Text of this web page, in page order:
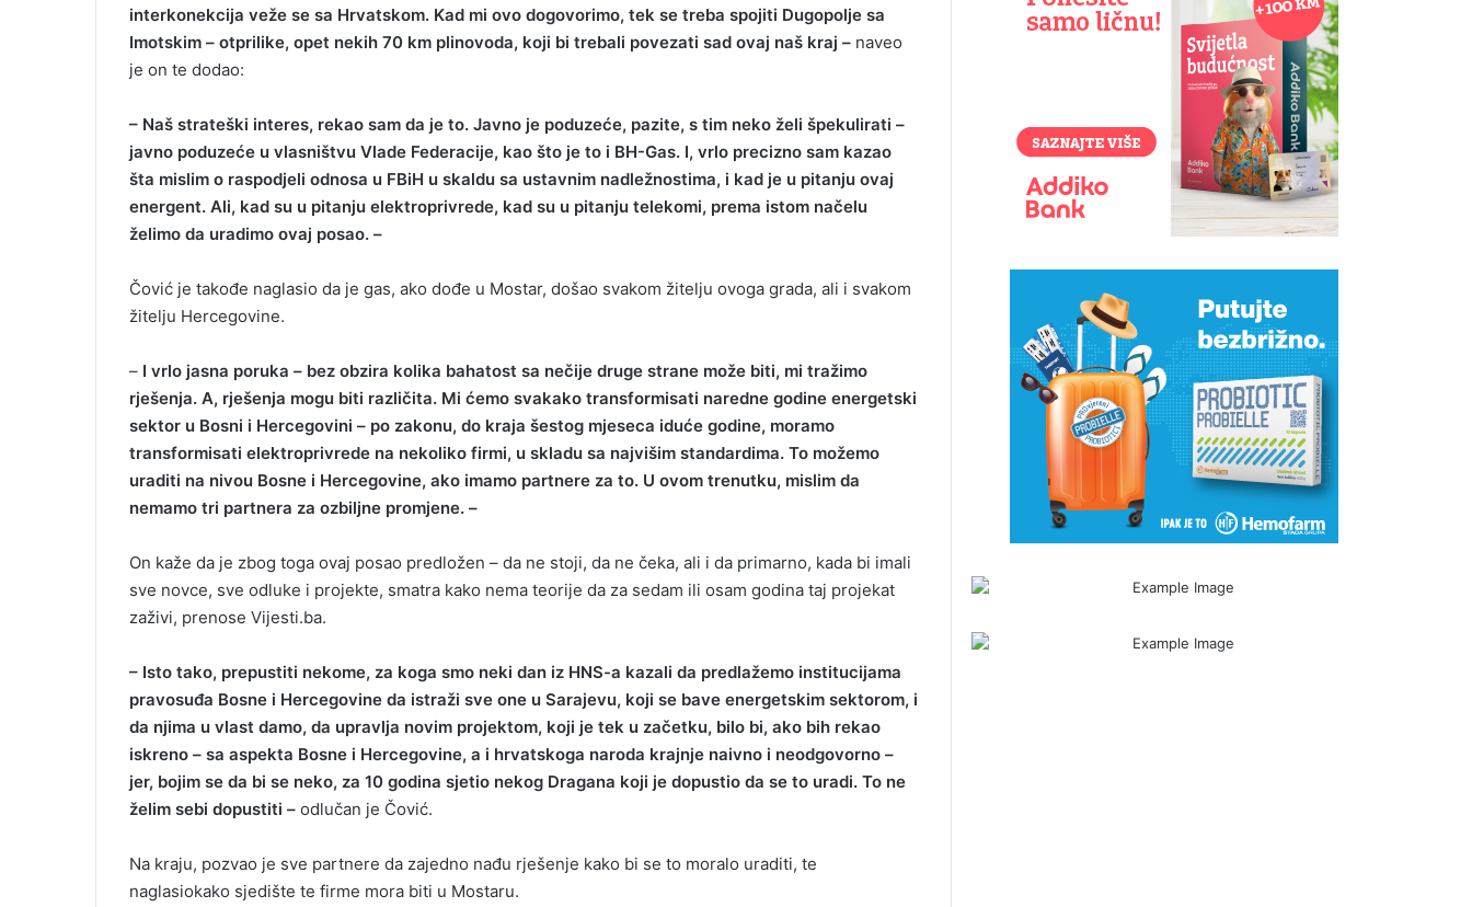
interkonekcija veže se sa Hrvatskom. Kad mi ovo dogovorimo, tek se treba spojiti Dugopolje sa
Imotskim – otprilike, opet nekih 70 km plinovoda, koji bi trebali povezati sad ovaj naš kraj – naveo
je on te dodao:
– Naš strateški interes, rekao sam da je to. Javno je poduzeće, pazite, s tim neko želi špekulirati –
javno poduzeće u vlasništvu Vlade Federacije, kao što je to i BH-Gas. I, vrlo precizno sam kazao
šta mislim o raspodjeli odnosa u FBiH u skaldu sa ustavnim nadležnostima, i kad je u pitanju ovaj
energent. Ali, kad su u pitanju elektroprivrede, kad su u pitanju telekomi, prema istom načelu
želimo da uradimo ovaj posao. –
Čović je takođe naglasio da je gas, ako dođe u Mostar, došao svakom žitelju ovoga grada, ali i svakom
žitelju Hercegovine.
– I vrlo jasna poruka – bez obzira kolika bahatost sa nečije druge strane može biti, mi tražimo
rješenja. A, rješenja mogu biti različita. Mi ćemo svakako transformisati naredne godine energetski
sektor u Bosni i Hercegovini – po zakonu, do kraja šestog mjeseca iduće godine, moramo
transformisati elektroprivrede na nekoliko firmi, u skladu sa najvišim standardima. To možemo
uraditi na nivou Bosne i Hercegovine, ako imamo partnere za to. U ovom trenutku, mislim da
nemamo tri partnera za ozbiljne promjene. –
On kaže da je zbog toga ovaj posao predložen – da ne stoji, da ne čeka, ali i da primarno, kada bi imali
sve novce, sve odluke i projekte, smatra kako nema teorije da za sedam ili osam godina taj projekat
zaživi, prenose Vijesti.ba.
– Isto tako, prepustiti nekome, za koga smo neki dan iz HNS-a kazali da predlažemo institucijama
pravosuđa Bosne i Hercegovine da istraži sve one u Sarajevu, koji se bave energetskim sektorom, i
da njima u vlast damo, da upravlja novim projektom, koji je tek u začetku, bilo bi, ako bih rekao
iskreno – sa aspekta Bosne i Hercegovine, a i hrvatskoga naroda krajnje naivno i neodgovorno –
jer, bojim se da bi se neko, za 10 godina sjetio nekog Dragana koji je dopustio da se to uradi. To ne
želim sebi dopustiti – odlučan je Čović.
Na kraju, pozvao je sve partnere da zajedno nađu rješenje kako bi se to moralo uraditi, te
naglasiokako sjedište te firme mora biti u Mostaru.